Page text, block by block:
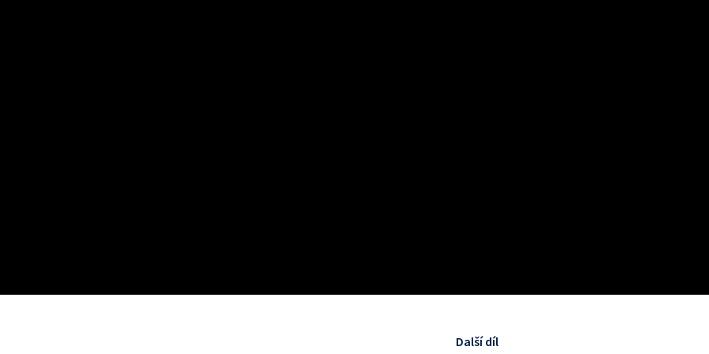
Další díl